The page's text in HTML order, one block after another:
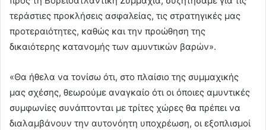
τεράστιες προκλήσεις ασφαλείας, τις στρατηγικές μας
προτεραιότητες, καθώς και την προώθηση της
δικαιότερης κατανομής των αμυντικών βαρών».
«Θα ήθελα να τονίσω ότι, στο πλαίσιο της συμμαχικής
μας σχέσης, θεωρούμε αναγκαίο ότι οι όποιες αμυντικές
συμφωνίες συνάπτονται με τρίτες χώρες θα πρέπει να
διαλαμβάνουν την αυτονόητη υποχρέωση, οι εξοπλισμοί